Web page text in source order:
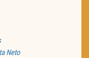
Neto